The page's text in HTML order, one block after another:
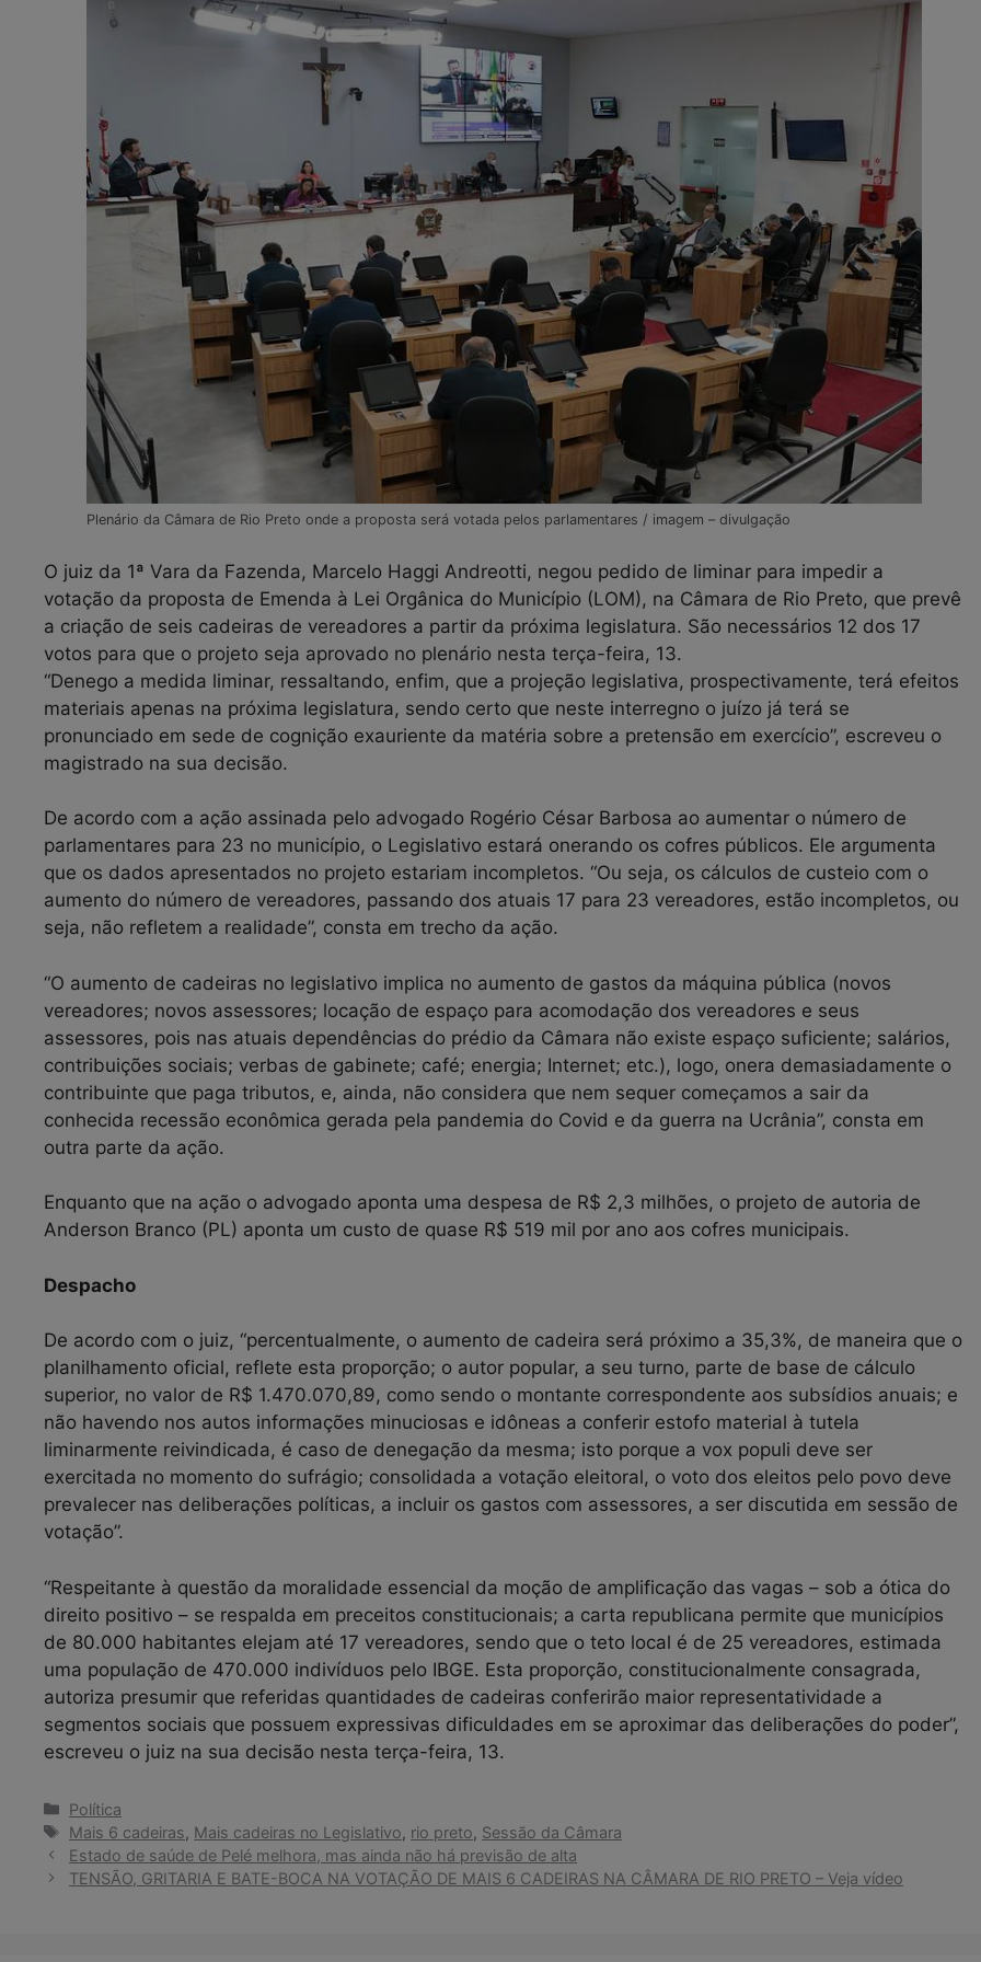
Plenário da Câmara de Rio Preto onde a proposta será votada pelos parlamentares / imagem – divulgação
O juiz da 1ª Vara da Fazenda, Marcelo Haggi Andreotti, negou pedido de liminar para impedir a
votação da proposta de Emenda à Lei Orgânica do Município (LOM), na Câmara de Rio Preto, que prevê
a criação de seis cadeiras de vereadores a partir da próxima legislatura. São necessários 12 dos 17
votos para que o projeto seja aprovado no plenário nesta terça-feira, 13.
“Denego a medida liminar, ressaltando, enfim, que a projeção legislativa, prospectivamente, terá efeitos
materiais apenas na próxima legislatura, sendo certo que neste interregno o juízo já terá se
pronunciado em sede de cognição exauriente da matéria sobre a pretensão em exercício”, escreveu o
magistrado na sua decisão.
De acordo com a ação assinada pelo advogado Rogério César Barbosa ao aumentar o número de
parlamentares para 23 no município, o Legislativo estará onerando os cofres públicos. Ele argumenta
que os dados apresentados no projeto estariam incompletos. “Ou seja, os cálculos de custeio com o
aumento do número de vereadores, passando dos atuais 17 para 23 vereadores, estão incompletos, ou
seja, não refletem a realidade”, consta em trecho da ação.
“O aumento de cadeiras no legislativo implica no aumento de gastos da máquina pública (novos
vereadores; novos assessores; locação de espaço para acomodação dos vereadores e seus
assessores, pois nas atuais dependências do prédio da Câmara não existe espaço suficiente; salários,
contribuições sociais; verbas de gabinete; café; energia; Internet; etc.), logo, onera demasiadamente o
contribuinte que paga tributos, e, ainda, não considera que nem sequer começamos a sair da
conhecida recessão econômica gerada pela pandemia do Covid e da guerra na Ucrânia”, consta em
outra parte da ação.
Enquanto que na ação o advogado aponta uma despesa de R$ 2,3 milhões, o projeto de autoria de
Anderson Branco (PL) aponta um custo de quase R$ 519 mil por ano aos cofres municipais.
Despacho
De acordo com o juiz, “percentualmente, o aumento de cadeira será próximo a 35,3%, de maneira que o
planilhamento oficial, reflete esta proporção; o autor popular, a seu turno, parte de base de cálculo
superior, no valor de R$ 1.470.070,89, como sendo o montante correspondente aos subsídios anuais; e
não havendo nos autos informações minuciosas e idôneas a conferir estofo material à tutela
liminarmente reivindicada, é caso de denegação da mesma; isto porque a vox populi deve ser
exercitada no momento do sufrágio; consolidada a votação eleitoral, o voto dos eleitos pelo povo deve
prevalecer nas deliberações políticas, a incluir os gastos com assessores, a ser discutida em sessão de
votação”.
“Respeitante à questão da moralidade essencial da moção de amplificação das vagas – sob a ótica do
direito positivo – se respalda em preceitos constitucionais; a carta republicana permite que municípios
de 80.000 habitantes elejam até 17 vereadores, sendo que o teto local é de 25 vereadores, estimada
uma população de 470.000 indivíduos pelo IBGE. Esta proporção, constitucionalmente consagrada,
autoriza presumir que referidas quantidades de cadeiras conferirão maior representatividade a
segmentos sociais que possuem expressivas dificuldades em se aproximar das deliberações do poder”,
escreveu o juiz na sua decisão nesta terça-feira, 13.
Categorias
Política
Tags
Mais 6 cadeiras, Mais cadeiras no Legislativo, rio preto, Sessão da Câmara
Estado de saúde de Pelé melhora, mas ainda não há previsão de alta
TENSÃO, GRITARIA E BATE-BOCA NA VOTAÇÃO DE MAIS 6 CADEIRAS NA CÂMARA DE RIO PRETO – Veja vídeo